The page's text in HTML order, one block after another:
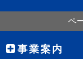
ペ
事業案内